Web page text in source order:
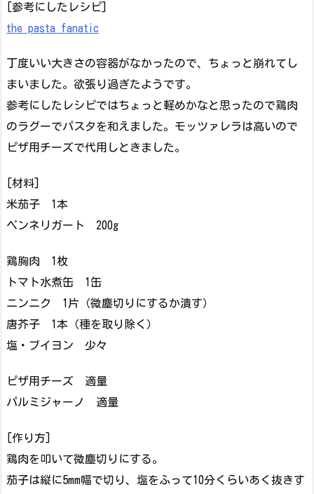
[参考にしたレシピ]
the pasta fanatic
丁度いい大きさの容器がなかったので、ちょっと崩れてし
まいました。欲張り過ぎたようです。
参考にしたレシピではちょっと軽めかなと思ったので鶏肉
のラグーでパスタを和えました。モッツァレラは高いので
ピザ用チーズで代用しときました。
[材料]
米茄子 1本
ペンネリガート 200g
鶏胸肉 1枚
トマト水煮缶 1缶
ニンニク 1片（微塵切りにするか潰す）
唐芥子 1本（種を取り除く）
塩・ブイヨン 少々
ピザ用チーズ 適量
パルミジャーノ 適量
[作り方]
鶏肉を叩いて微塵切りにする。
茄子は縦に5mm幅で切り、塩をふって10分くらいあく抜きす